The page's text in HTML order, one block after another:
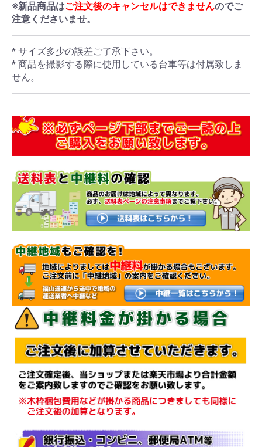
※新品商品はご注文後のキャンセルはできませんのでご
注意くださいませ。
* サイズ多少の誤差ご了承下さい。
* 商品を撮影する際に使用している台車等は付属致しま
せん。